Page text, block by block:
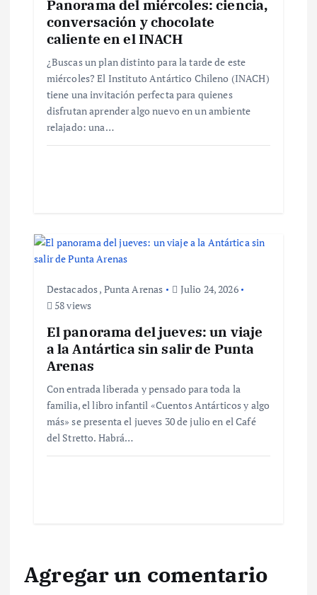
r
a
Panorama del miércoles: ciencia,
conversación y chocolate
caliente en el INACH
¿Buscas un plan distinto para la tarde de este
miércoles? El Instituto Antártico Chileno (INACH)
tiene una invitación perfecta para quienes
disfrutan aprender algo nuevo en un ambiente
relajado: una…
Destacados, Punta Arenas
Julio 24, 2026
58 views
El panorama del jueves: un viaje
a la Antártica sin salir de Punta
Arenas
Con entrada liberada y pensado para toda la
familia, el libro infantil «Cuentos Antárticos y algo
más» se presenta el jueves 30 de julio en el Café
del Stretto. Habrá…
Agregar un comentario